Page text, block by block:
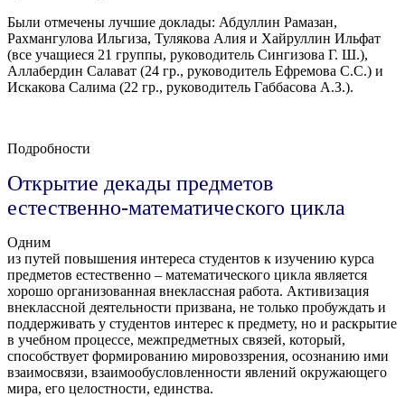
Были отмечены лучшие доклады: Абдуллин Рамазан,
Рахмангулова Ильгиза, Тулякова Алия и Хайруллин Ильфат
(все учащиеся 21 группы, руководитель Сингизова Г. Ш.),
Аллабердин Салават (24 гр., руководитель Ефремова С.С.) и
Искакова Салима (22 гр., руководитель Габбасова А.З.).
Подробности
Открытие декады предметов
естественно-математического цикла
Одним
из путей повышения интереса студентов к изучению курса
предметов естественно – математического цикла является
хорошо организованная внеклассная работа. Активизация
внеклассной деятельности призвана, не только пробуждать и
поддерживать у студентов интерес к предмету, но и раскрытие
в учебном процессе, межпредметных связей, который,
способствует формированию мировоззрения, осознанию ими
взаимосвязи, взаимообусловленности явлений окружающего
мира, его целостности, единства.